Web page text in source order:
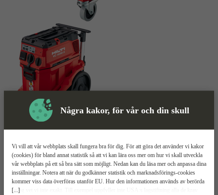
Några kakor, för vår och din skull
[...]
Vi vill att vår webbplats skall fungera bra för dig. För att göra det använder vi kakor
(cookies) för bland annat statistik så att vi kan lära oss mer om hur vi skall utveckla
vår webbplats på ett så bra sätt som möjligt. Nedan kan du läsa mer och anpassa dina
inställningar. Notera att när du godkänner statistik och marknadsförings-cookies
kommer viss data överföras utanför EU. Hur den informationen används av berörda
bolag vet vi inte exakt. Till exempel uppfyller inte USA:s lagstiftning alla de krav
Dammsugare Mer information
Hilti VC 40M-X